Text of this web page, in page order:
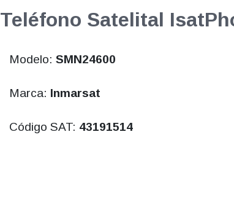
Teléfono Satelital
Modelo: SMN24600
Marca: Inmarsat
Código SAT: 43191514